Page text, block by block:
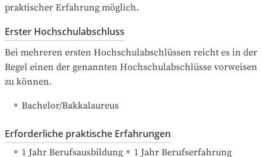
praktischer Erfahrung möglich.
Erster Hochschulabschluss
Bei mehreren ersten Hochschulabschlüssen reicht es in der
Regel einen der genannten Hochschulabschlüsse vorweisen
zu können.
Bachelor/Bakkalaureus
Erforderliche praktische Erfahrungen
1 Jahr Berufsausbildung
1 Jahr Berufserfahrung